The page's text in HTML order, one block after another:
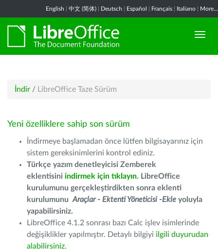
English 中文 (简体) Deutsch Español Français Italiano More...
İndir / LibreOffice Taze Sürüm
Yeni özelliklere sahip son sürüm
İndirmeye başlamadan önce lütfen bilgisayarınız için
sistem gereksinimlerini kontrol ediniz.
Türkçe yazım denetleyicisi Zemberek
eklentisini indirmek için tıklayın. LibreOffice
kurulumunu gerçekleştirdikten sonra eklenti
kurulumunu Araçlar - Ektenti Yöneticisi -Ekle yoluyla
yapabilirsiniz.
LibreOffice 4.1.2 sonrası bazı Calc işlev isimlerinde
değişiklikler yapılmıştır. Detaylı bilgiyi ilgili duyurudan
alabilirsiniz.